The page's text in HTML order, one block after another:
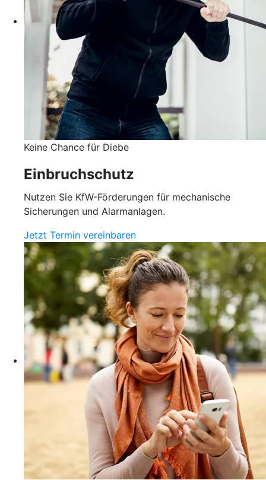
Keine Chance für Diebe
Einbruchschutz
Nutzen Sie KfW-Förderungen für mechanische
Sicherungen und Alarmanlagen.
Jetzt Termin vereinbaren